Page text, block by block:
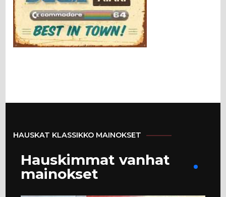
HAUSKAT KLASSIKKO MAINOKSET
Hauskimmat vanhat
mainokset